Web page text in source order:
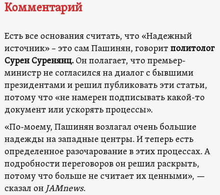
Комментарий
Есть все основания считать, что «Надежный
источник» – это сам Пашинян, говорит политолог
Сурен Суренянц. Он полагает, что премьер-
министр не согласился на диалог с бывшими
президентами и решил публиковать эти статьи,
потому что «не намерен подписывать какой-то
документ или ускорять процессы».
«По-моему, Пашинян возлагал очень большие
надежды на западные центры. И теперь есть
определенное разочарование в этих процессах. А
подробности переговоров он решил раскрыть,
потому что больше не считает их ценными», —
сказал он JAMnews.